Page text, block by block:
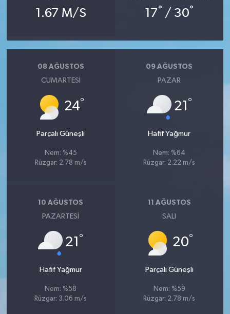
1.67 M/S 17° / 30°
08 AĞUSTOS
CUMARTESI
24°
Parçalı Güneşli
Nem: %45
Rüzgar: 2.78 m/s
09 AĞUSTOS
PAZAR
21 °
Hafif Yağmur
Nem: %64
Rüzgar: 2.22 m/s
10 AĞUSTOS
PAZARTESI
21 °
Hafif Yağmur
Nem: %58
Rüzgar: 3.06 m/s
11 AĞUSTOS
SALI
20°
Parçalı Güneşli
Nem: %59
Rüzgar: 2.78 m/s